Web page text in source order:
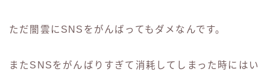
ただ闇雲にSNSをがんばってもダメなんです。
またSNSをがんばりすぎて消耗してしまった時にはい